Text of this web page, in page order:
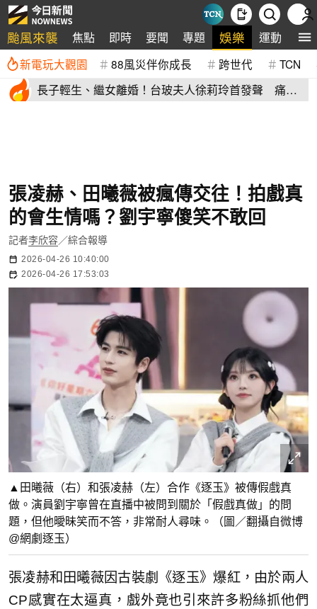
颱風來襲 焦點 即時 要聞 專題 娛樂 運動 全
新電玩大觀園 88風災伴你成長 跨世代 TCN
長子輕生、繼女離婚！台玻夫人徐莉玲首發聲 痛揭
張凌赫、田曦薇被瘋傳交往！拍戲真
的會生情嗎？劉宇寧傻笑不敢回
記者李欣容／綜合報導
2026-04-26 10:40:00
2026-04-26 17:53:03
▲田曦薇（右）和張凌赫（左）合作《逐玉》被傳假戲真
做。演員劉宇寧曾在直播中被問到關於「假戲真做」的問
題，但他曖昧笑而不答，非常耐人尋味。（圖／翻攝自微博
@網劇逐玉）
張凌赫和田曦薇因古裝劇《逐玉》爆紅，由於兩人
CP感實在太逼真，戲外竟也引來許多粉絲抓他們